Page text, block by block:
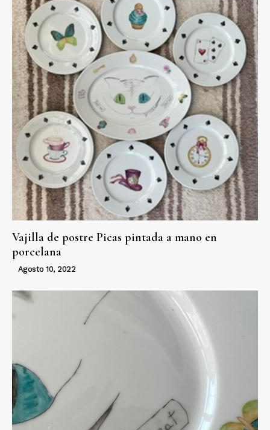
Vajilla de postre Picas pintada a mano en
porcelana
Agosto 10, 2022